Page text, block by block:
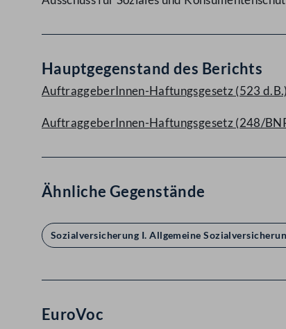
Hauptgegenstand des Berichts
AuftraggeberInnen-Haftungsgesetz (523 d.B.)
AuftraggeberInnen-Haftungsgesetz (248/
Ähnliche Gegenstände
Sozialversicherung I. Allgemeine
EuroVoc